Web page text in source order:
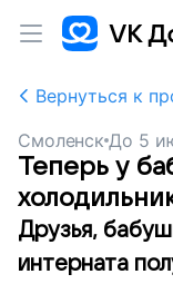
Вернуться к
Смоленск До 5
Теперь у
Друзья,
интерната